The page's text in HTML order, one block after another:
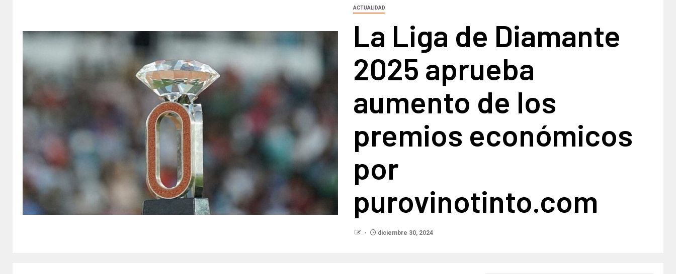
ACTUALIDAD
La Liga de Diamante
2025 aprueba
aumento de los
premios económicos
por
purovinotinto.com
diciembre 30, 2024